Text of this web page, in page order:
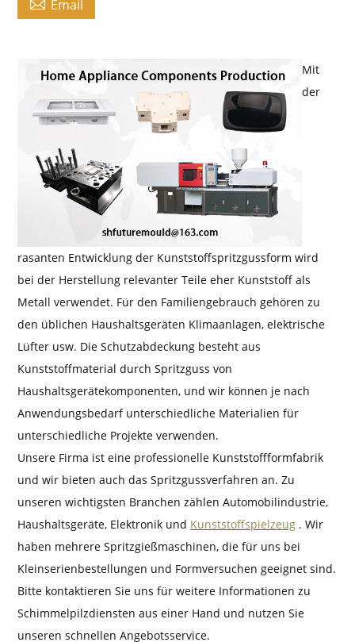
Email
Mit
der
rasanten Entwicklung der Kunststoffspritzgussform wird
bei der Herstellung relevanter Teile eher Kunststoff als
Metall verwendet. Für den Familiengebrauch gehören zu
den üblichen Haushaltsgeräten Klimaanlagen, elektrische
Lüfter usw. Die Schutzabdeckung besteht aus
Kunststoffmaterial durch Spritzguss von
Haushaltsgerätekomponenten, und wir können je nach
Anwendungsbedarf unterschiedliche Materialien für
unterschiedliche Projekte verwenden.
Unsere Firma ist eine professionelle Kunststoffformfabrik
und wir bieten auch das Spritzgussverfahren an. Zu
unseren wichtigsten Branchen zählen Automobilindustrie,
Haushaltsgeräte, Elektronik und Kunststoffspielzeug . Wir
haben mehrere Spritzgießmaschinen, die für uns bei
Kleinserienbestellungen und Formversuchen geeignet sind.
Bitte kontaktieren Sie uns für weitere Informationen zu
Schimmelpilzdiensten aus einer Hand und nutzen Sie
unseren schnellen Angebotsservice.